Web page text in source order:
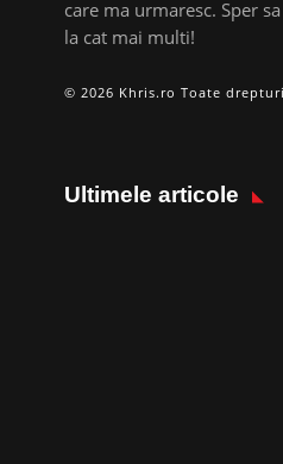
care ma urmaresc. Sper
la cat mai multi!
© 2026 Khris.ro Toate
Ultimele articole